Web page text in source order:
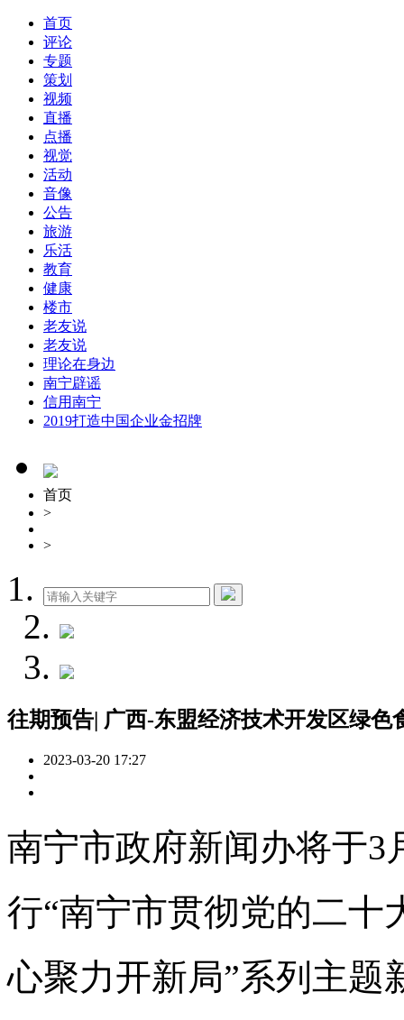
首页
评论
专题
策划
视频
直播
点播
视觉
活动
音像
公告
旅游
乐活
教育
健康
楼市
老友说
老友说
理论在身边
南宁辟谣
信用南宁
2019打造中国企业金招牌
首页
>
>
往期预告| 广西-东盟经济技术开发区绿
2023-03-20 17:27
南宁市政府新闻办将于3
行“南宁市贯彻党的二十
心聚力开新局”系列主题